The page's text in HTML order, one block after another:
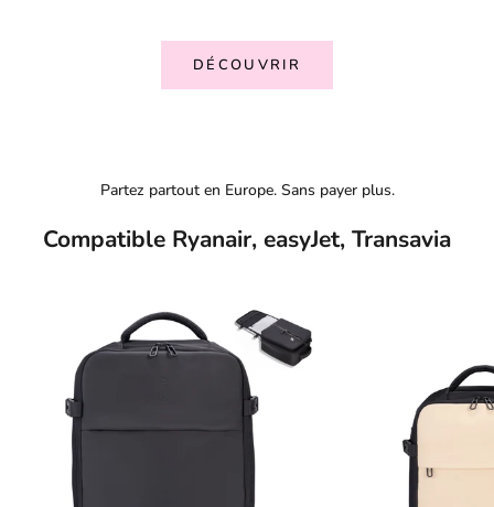
DÉCOUVRIR
Partez partout en Europe. Sans payer plus.
Compatible Ryanair, easyJet, Transavia